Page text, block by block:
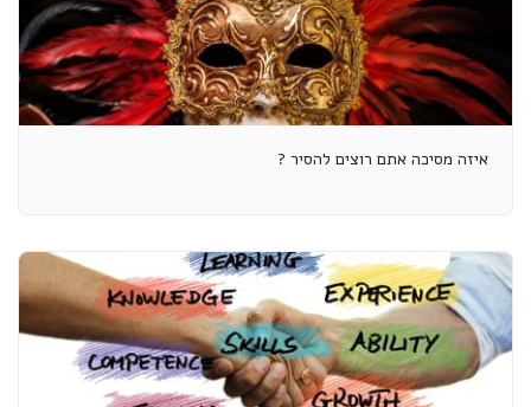
איזה מסיכה אתם רוצים להסיר ?